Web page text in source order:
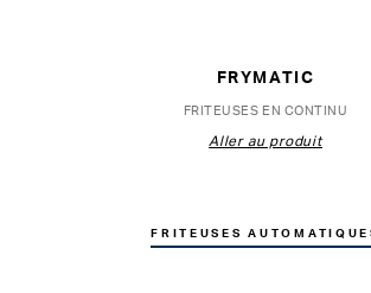
FRYMATIC
FRITEUSES EN CONTINU
Aller au produit
FRITEUSES